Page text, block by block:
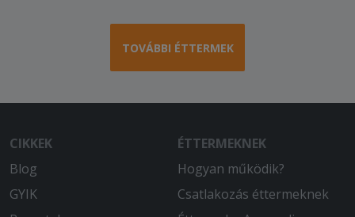
TOVÁBBI ÉTTERMEK
CIKKEK
Blog
GYIK
ÉTTERMEKNEK
Hogyan működik?
Csatlakozás éttermeknek